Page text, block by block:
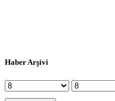
Haber Arşivi